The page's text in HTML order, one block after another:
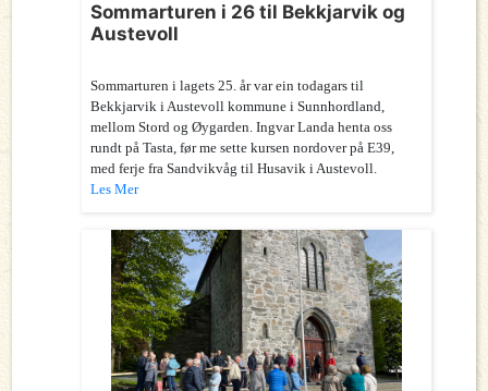
Sommarturen i 26 til Bekkjarvik og
Austevoll
Sommarturen i lagets 25. år var ein todagars til
Bekkjarvik i Austevoll kommune i Sunnhordland,
mellom Stord og Øygarden. Ingvar Landa henta oss
rundt på Tasta, før me sette kursen nordover på E39,
med ferje fra Sandvikvåg til Husavik i Austevoll.
Les Mer